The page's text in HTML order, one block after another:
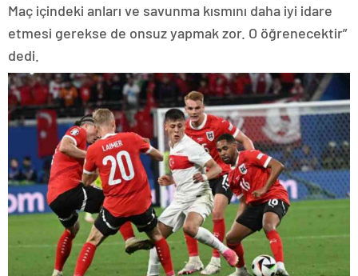
Maç içindeki anları ve savunma kısmını daha iyi idare
etmesi gerekse de onsuz yapmak zor. O öğrenecektir”
dedi.